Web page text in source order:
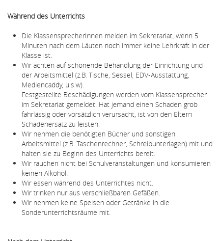
Während des Unterrichts
Die KlassensprecherInnen melden im Sekretariat, wenn 5
Minuten nach dem Läuten noch immer keine Lehrkraft in der
Klasse ist.
Wir achten auf schonende Behandlung der Einrichtung und
der Arbeitsmittel (z.B. Tische, Sessel, EDV-Ausstattung,
Mediencaddy, u.s.w).
Festgestellte Beschädigungen werden vom Klassensprecher
im Sekretariat gemeldet. Hat jemand einen Schaden grob
fahrlässig oder vorsätzlich verursacht, ist von den Eltern
Schadenersatz zu leisten.
Wir nehmen die benötigten Bücher und sonstigen
Arbeitsmittel (z.B. Taschenrechner, Schreibunterlagen) mit und
halten sie zu Beginn des Unterrichts bereit.
Wir rauchen nicht bei Schulveranstaltungen und konsumieren
keinen Alkohol.
Wir essen während des Unterrichtes nicht.
Wir trinken nur aus verschließbaren Gefäßen.
Wir nehmen keine Speisen oder Getränke in die
Sonderunterrichtsräume mit.